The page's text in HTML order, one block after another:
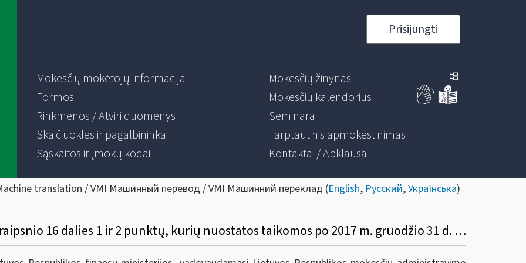
Prisijungti
Mokesčių mokėtojų informacija
Formos
Rinkmenos / Atviri duomenys
Skaičiuoklės ir pagalbininkai
Sąskaitos ir įmokų kodai
Mokesčių žinynas
Mokesčių kalendorius
Seminarai
Tarptautinis apmokestinimas
Kontaktai / Apklausa
translation / VMI Машинный перевод / VMI Машинний переклад (English, Русский,Українська)
Dėl LR pelno mokesčio įstatymo 58 straipsnio 16 dalies 1 ir 2 punktų, kurių nuostatos taikomos po 2017 m. gruodžio 31 d. komentaro pakeitimo